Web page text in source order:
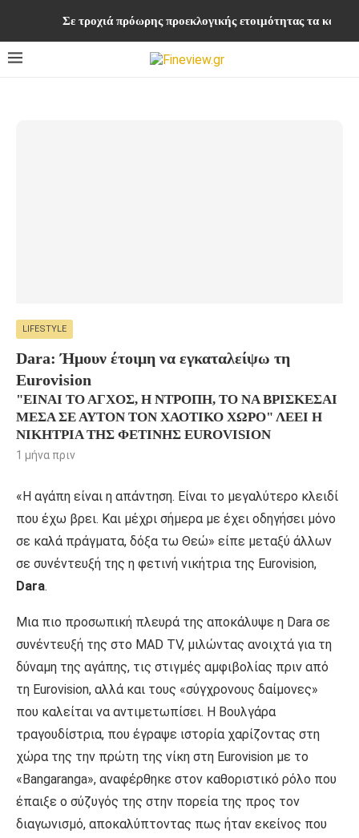
Σε τροχιά πρόωρης προεκλογικής ετοιμότητας τα
LIFESTYLE
Dara: Ήμουν έτοιμη να εγκαταλείψω τη
Eurovision
"ΕΊΝΑΙ ΤΟ ΆΓΧΟΣ, Η ΝΤΡΟΠΉ, ΤΟ ΝΑ ΒΡΊΣΚΕΣΑΙ
ΜΈΣΑ ΣΕ ΑΥΤΌΝ ΤΟΝ ΧΑΟΤΙΚΌ ΧΏΡΟ" ΛΈΕΙ Η
ΝΙΚΉΤΡΙΑ ΤΗΣ ΦΕΤΙΝΉΣ EUROVISION
1 μήνα πριν
«Η αγάπη είναι η απάντηση. Είναι το μεγαλύτερο κλειδί
που έχω βρει. Και μέχρι σήμερα με έχει οδηγήσει μόνο
σε καλά πράγματα, δόξα τω Θεώ» είπε μεταξύ άλλων
σε συνέντευξή της η φετινή νικήτρια της Eurovision,
Dara.
Μια πιο προσωπική πλευρά της αποκάλυψε η Dara σε
συνέντευξή της στο MAD TV, μιλώντας ανοιχτά για τη
δύναμη της αγάπης, τις στιγμές αμφιβολίας πριν από
τη Eurovision, αλλά και τους «σύγχρονους δαίμονες»
που καλείται να αντιμετωπίσει. Η Βουλγάρα
τραγουδίστρια, που έγραψε ιστορία χαρίζοντας στη
χώρα της την πρώτη της νίκη στη Eurovision με το
«Bangaranga», αναφέρθηκε στον καθοριστικό ρόλο που
έπαιξε ο σύζυγός της στην πορεία της προς τον
διαγωνισμό, αποκαλύπτοντας πως ήταν εκείνος που